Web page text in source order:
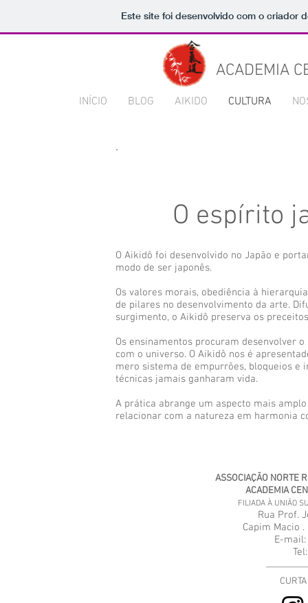
Este site foi desenvolvido com o criador
ACADEMIA
INÍCIO BLOG AIKIDO CULTURA
O espírito
O Aikidô foi desenvolvido no Japão e
modo de ser japonês.
Os valores morais, obediência à
de pilares no desenvolvimento da arte.
surgimento, o Aikidô preserva os
Os ensinamentos procuram desenvolver
com o universo. O Aikidô nos é
mero sistema de empurrões, bloqueios e
técnicas jamais ganharam vida.
A prática abrange um aspecto mais
relacionar com a natureza em harmonia
ASSOCIAÇÃO NORTE
ACADEMIA
FILIADA À UNIÃO
Rua Prof.
Capim Macio
E-